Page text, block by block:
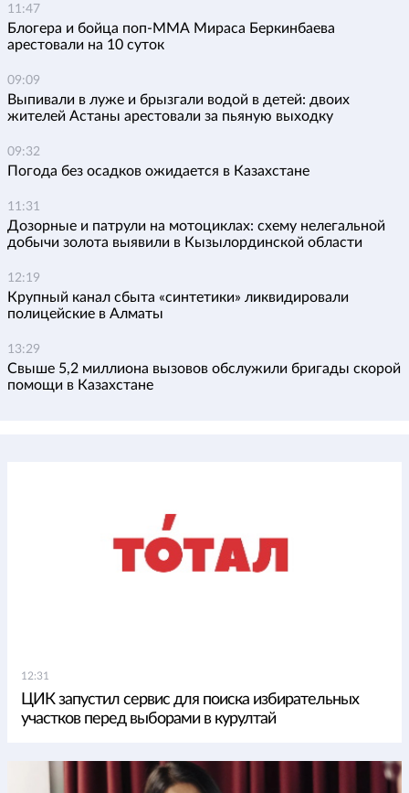
11:47
Блогера и бойца поп-ММА Мираса Беркинбаева
арестовали на 10 суток
09:09
Выпивали в луже и брызгали водой в детей: двоих
жителей Астаны арестовали за пьяную выходку
09:32
Погода без осадков ожидается в Казахстане
11:31
Дозорные и патрули на мотоциклах: схему нелегальной
добычи золота выявили в Кызылординской области
12:19
Крупный канал сбыта «синтетики» ликвидировали
полицейские в Алматы
13:29
Свыше 5,2 миллиона вызовов обслужили бригады скорой
помощи в Казахстане
12:31
ЦИК запустил сервис для поиска избирательных
участков перед выборами в курултай